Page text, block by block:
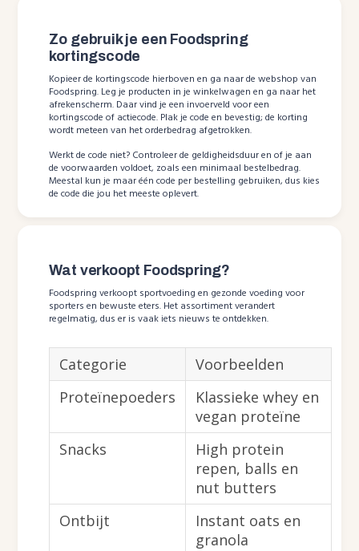
Zo gebruik je een Foodspring
kortingscode
Kopieer de kortingscode hierboven en ga naar de webshop van
Foodspring. Leg je producten in je winkelwagen en ga naar het
afrekenscherm. Daar vind je een invoerveld voor een
kortingscode of actiecode. Plak je code en bevestig; de korting
wordt meteen van het orderbedrag afgetrokken.
Werkt de code niet? Controleer de geldigheidsduur en of je aan
de voorwaarden voldoet, zoals een minimaal bestelbedrag.
Meestal kun je maar één code per bestelling gebruiken, dus kies
de code die jou het meeste oplevert.
Wat verkoopt Foodspring?
Foodspring verkoopt sportvoeding en gezonde voeding voor
sporters en bewuste eters. Het assortiment verandert
regelmatig, dus er is vaak iets nieuws te ontdekken.
Categorie
Voorbeelden
Proteïnepoeders
Klassieke whey en
vegan proteïne
Snacks
High protein
repen, balls en
nut butters
Ontbijt
Instant oats en
granola